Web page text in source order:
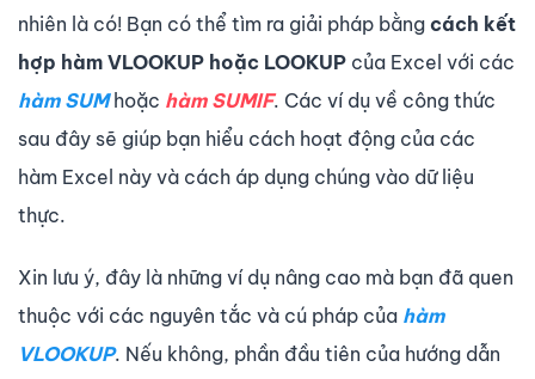
nhiên là có! Bạn có thể tìm ra giải pháp bằng cách kết
hợp hàm VLOOKUP hoặc LOOKUP của Excel với các
hàm SUM hoặc hàm SUMIF. Các ví dụ về công thức
sau đây sẽ giúp bạn hiểu cách hoạt động của các
hàm Excel này và cách áp dụng chúng vào dữ liệu
thực.
Xin lưu ý, đây là những ví dụ nâng cao mà bạn đã quen
thuộc với các nguyên tắc và cú pháp của hàm
VLOOKUP. Nếu không, phần đầu tiên của hướng dẫn